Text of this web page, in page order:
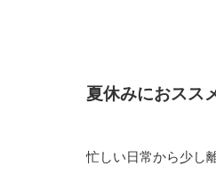
夏休みにおスス
忙しい日常から少し